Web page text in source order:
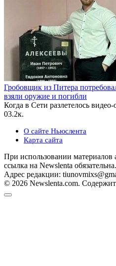
Гробовщик из Питера
взяли оружие и погибли
Когда в Сети разлетелось
03.2к.
О сайте Ньюслента
Карта сайта
При использовании материалов
ссылка на Newslenta обязательна.
Адрес редакции:
© 2026 Newslenta.com.